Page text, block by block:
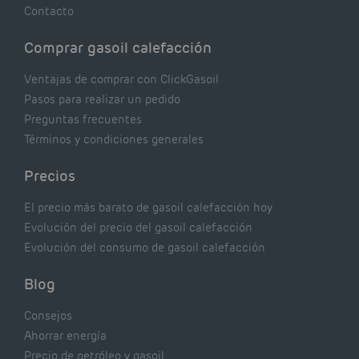
Contacto
Comprar gasoil calefacción
Ventajas de comprar con ClickGasoil
Pasos para realizar un pedido
Preguntas frecuentes
Términos y condiciones generales
Precios
El precio más barato de gasoil calefacción hoy
Evolución del precio del gasoil calefacción
Evolución del consumo de gasoil calefacción
Blog
Consejos
Ahorrar energía
Precio de petróleo y gasoil